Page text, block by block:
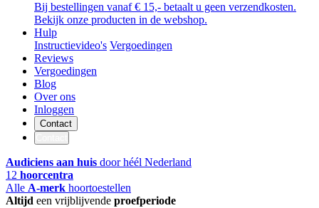
Bij bestellingen vanaf € 15,- betaalt u geen verzendkosten.
Bekijk onze producten in de webshop.
Hulp
Instructievideo's Vergoedingen
Reviews
Vergoedingen
Blog
Over ons
Inloggen
Contact
Audiciens aan huis door héél Nederland
12 hoorcentra
Alle A-merk hoortoestellen
Altijd een vrijblijvende proefperiode